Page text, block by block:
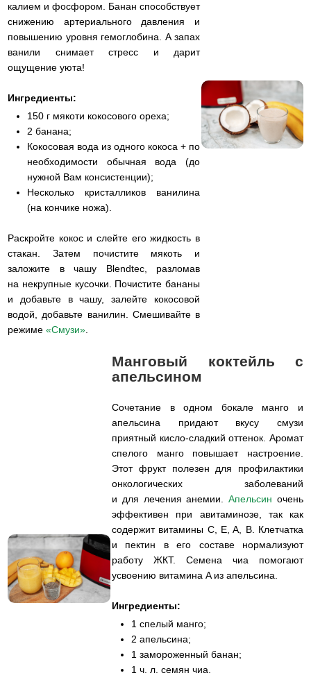
калием и фосфором. Банан способствует
снижению артериального давления и
повышению уровня гемоглобина. А запах
ванили снимает стресс и дарит
ощущение уюта!
Ингредиенты:
150 г мякоти кокосового ореха;
2 банана;
Кокосовая вода из одного кокоса + по
необходимости обычная вода (до
нужной Вам консистенции);
Несколько кристалликов ванилина
(на кончике ножа).
Раскройте кокос и слейте его жидкость в
стакан. Затем почистите мякоть и
заложите в чашу Blendtec, разломав
на некрупные кусочки. Почистите бананы
и добавьте в чашу, залейте кокосовой
водой, добавьте ванилин. Смешивайте в
режиме «Смузи»
Манговый коктейль с
апельсином
Сочетание в одном бокале манго и
апельсина придают вкусу смузи
приятный кисло-сладкий оттенок. Аромат
спелого манго повышает настроение.
Этот фрукт полезен для профилактики
онкологических заболеваний
и для лечения анемии.Апельсин очень
эффективен при авитаминозе, так как
содержит витамины C, E, A, B. Клетчатка
и пектин в его составе нормализуют
работу ЖКТ. Семена чиа помогают
усвоению витамина A из апельсина.
Ингредиенты:
1 спелый манго;
2 апельсина;
1 замороженный банан;
1 ч. л. семян чиа.